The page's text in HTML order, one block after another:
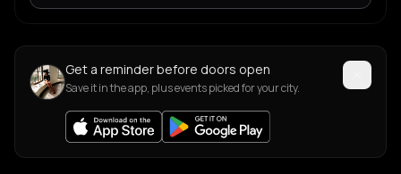
Get a reminder before doors open
Save it in the app, plus events picked for your city.